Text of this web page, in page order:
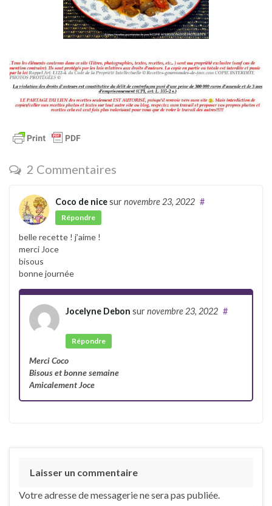
2 Commentaires
Coco de nicesur novembre 23, 2022 #
Répondre
belle recette ! j’aime !
merci Joce
bisous
bonne journée
Jocelyne Debon sur novembre 23, 2022 #
Répondre
Merci Coco
Bisous et bonne semaine
Amicalement Joce
Laisser un commentaire
Votre adresse de messagerie ne sera pas publiée.